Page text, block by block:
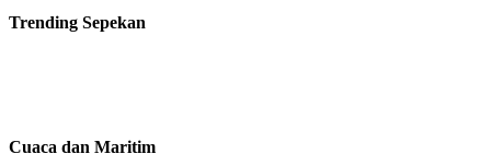
Trending Sepekan
Cuaca dan Maritim